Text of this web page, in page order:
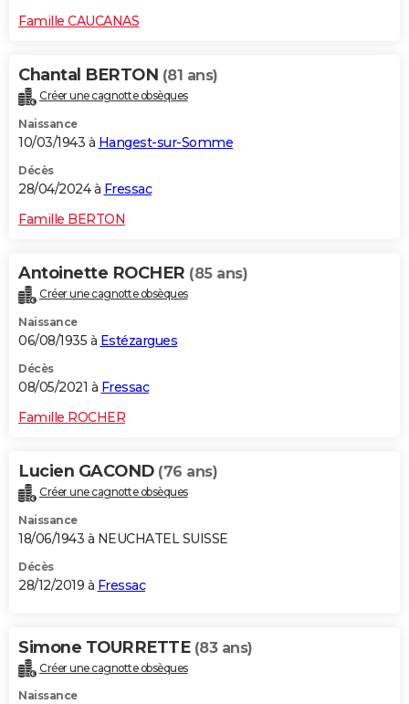
Carte de Noël
Carte Bonne année
Carte Saint-Valentin
Carte Pâques
Carte d'anniversaire
DICTIONNAIRE
Dictionnaire
Biographies
Citations
Expressions
Proverbes
PROGRAMME TV
S'inscrire
Se connecter
Lycées
Collèges
Primaires
Universités
Entreprises
Service militaire
Avis de recherche
AVIS DE DÉCÈS
FORUM
Bricolage
Television
Famille CAUCANAS
Chantal BERTON (81 ans)
Créer une cagnotte obsèques
Naissance
10/03/1943 à Hangest-sur-Somme
Décès
28/04/2024 à Fressac
Famille BERTON
Antoinette ROCHER (85 ans)
Créer une cagnotte obsèques
Naissance
06/08/1935 à Estézargues
Décès
08/05/2021 à Fressac
Famille ROCHER
Lucien GACOND (76 ans)
Créer une cagnotte obsèques
Naissance
18/06/1943 à NEUCHATEL SUISSE
Décès
28/12/2019 à Fressac
Simone TOURRETTE (83 ans)
Créer une cagnotte obsèques
Naissance